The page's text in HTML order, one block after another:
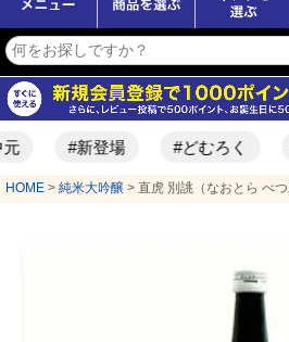
場 #どむろく #極醸シリ
HOME 純米大吟醸 直虎 別誂（なおとら べ